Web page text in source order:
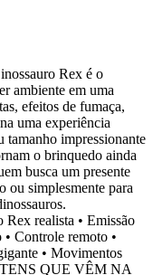
Rex é o
ambiente em uma
efeitos de fumaça,
uma experiência
tamanho impressionante
o brinquedo ainda
busca um presente
ou simplesmente para
realista • Emissão
Controle remoto •
• Movimentos
ITENS QUE VÊM NA